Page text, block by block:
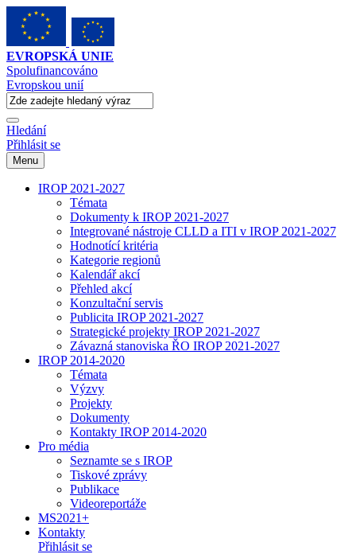
EVROPSKÁ UNIE
Spolufinancováno
Evropskou unií
Hledání
Přihlásit se
Menu
IROP 2021-2027
Témata
Dokumenty k IROP 2021-2027
Integrované nástroje CLLD a ITI v IROP 2021-2027
Hodnotící kritéria
Kategorie regionů
Kalendář akcí
Přehled akcí
Konzultační servis
Publicita IROP 2021-2027
Strategické projekty IROP 2021-2027
Závazná stanoviska ŘO IROP 2021-2027
IROP 2014-2020
Témata
Výzvy
Projekty
Dokumenty
Kontakty IROP 2014-2020
Pro média
Seznamte se s IROP
Tiskové zprávy
Publikace
Videoreportáže
MS2021+
Kontakty
Přihlásit se